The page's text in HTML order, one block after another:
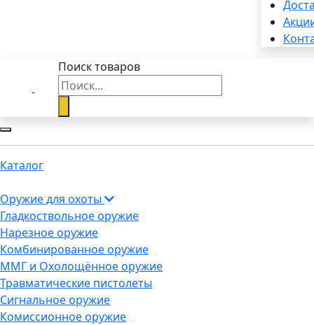
Поиск товаров
Каталог
Оружие для охоты
Гладкоствольное оружие
Нарезное оружие
Комбинированное оружие
ММГ и Охолощённое оружие
Травматические пистолеты
Сигнальное оружие
Комиссионное оружие